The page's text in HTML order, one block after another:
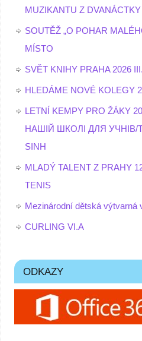
MUZIKANTU Z DVANÁCTKY
SOUTĚŽ „O POHAR
MÍSTO
SVĚT KNIHY PRAHA 2026
HLEDÁME NOVÉ KOLEGY
LETNÍ KEMPY PRO ŽÁKY
НАШІЙ ШКОЛІ ДЛЯ УЧНІВ/
SINH
MLADÝ TALENT Z PRAHY
TENIS
Mezinárodní dětská výtvarná
CURLING VI.A
ODKAZY